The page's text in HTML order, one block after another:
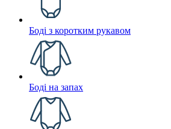
Боді з коротким рукавом
Боді на запах